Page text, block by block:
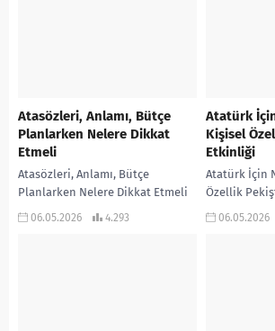
Atasözleri, Anlamı, Bütçe
Planlarken Nelere Dikkat
Etmeli
Atasözleri, Anlamı, Bütçe
Planlarken Nelere Dikkat Etmeli
DAMLAYA DAMLAYA GÖL OLUR
06.05.2026 4.293
Atatürk
Kişisel
Etkinliği
Atatürk İçin
Özellik
İnkılap
06.05.2026